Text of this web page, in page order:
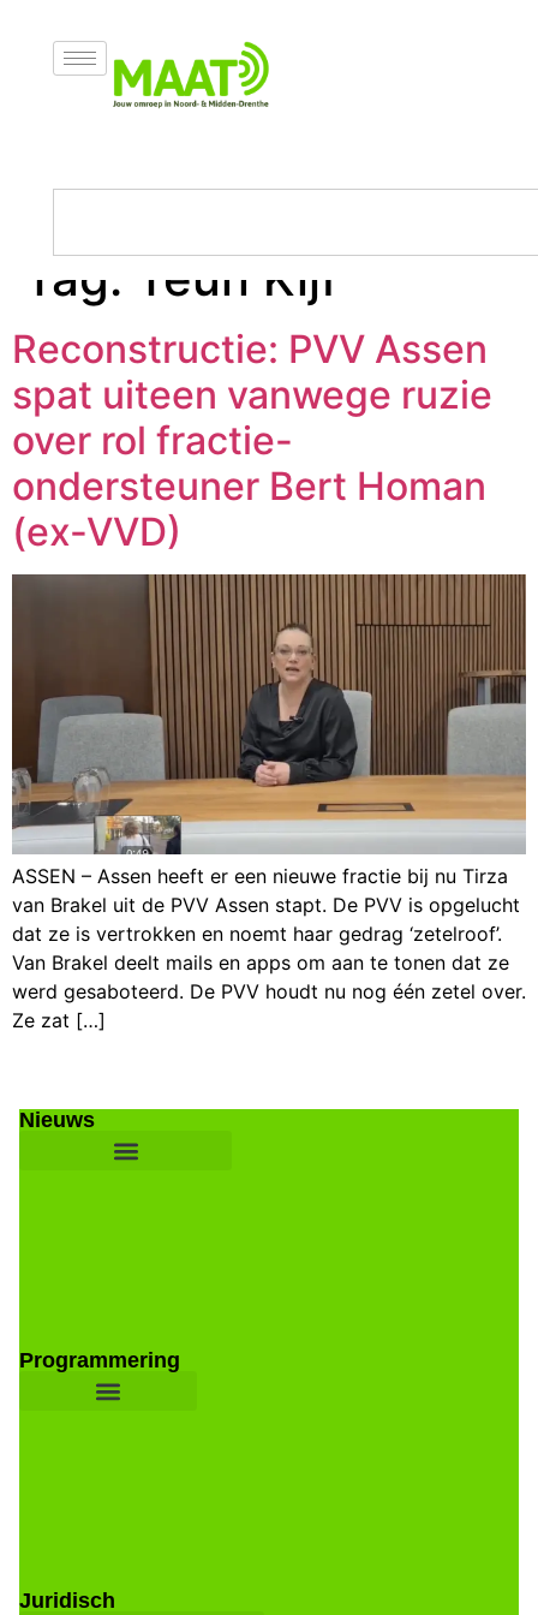
Tag: Teun Kijf
Reconstructie: PVV Assen
spat uiteen vanwege ruzie
over rol fractie-
ondersteuner Bert Homan
(ex-VVD)
ASSEN – Assen heeft er een nieuwe fractie bij nu Tirza
van Brakel uit de PVV Assen stapt. De PVV is opgelucht
dat ze is vertrokken en noemt haar gedrag ‘zetelroof’.
Van Brakel deelt mails en apps om aan te tonen dat ze
werd gesaboteerd. De PVV houdt nu nog één zetel over.
Ze zat […]
Nieuws
Programmering
Juridisch